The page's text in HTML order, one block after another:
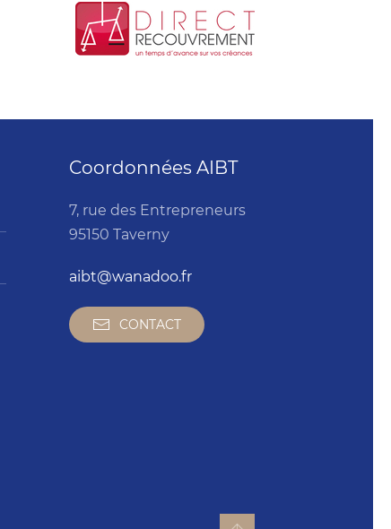
Coordonnées AIBT
7, rue des Entrepreneurs
95150 Taverny
aibt@wanadoo.fr
CONTACT